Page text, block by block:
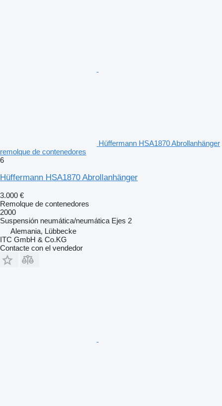
Hüffermann HSA1870 Abrollanhänger
remolque de contenedores
6
Hüffermann HSA1870 Abrollanhänger
3.000 €
Remolque de contenedores
2000
Suspensión neumática/neumática Ejes 2
Alemania, Lübbecke
ITC GmbH & Co.KG
Contacte con el vendedor